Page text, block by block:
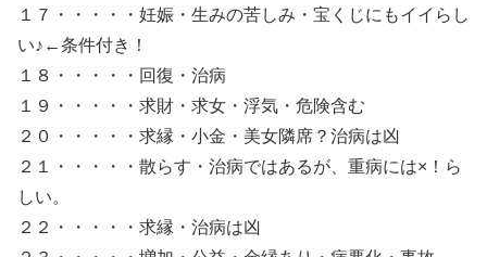
１７・・・・・妊娠・生みの苦しみ・宝くじにもイイらし
い♪←条件付き！
１８・・・・・回復・治病
１９・・・・・求財・求女・浮気・危険含む
２０・・・・・求縁・小金・美女隣席？治病は凶
２１・・・・・散らす・治病ではあるが、重病には×！ら
しい。
２２・・・・・求縁・治病は凶